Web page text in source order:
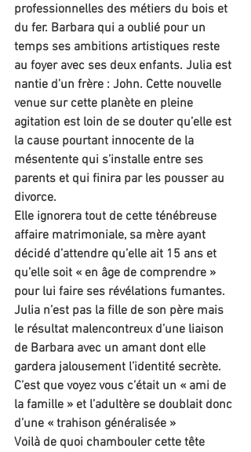
professionnelles des métiers du bois et
du fer. Barbara qui a oublié pour un
temps ses ambitions artistiques reste
au foyer avec ses deux enfants. Julia est
nantie d’un frère : John. Cette nouvelle
venue sur cette planète en pleine
agitation est loin de se douter qu’elle est
la cause pourtant innocente de la
mésentente qui s’installe entre ses
parents et qui finira par les pousser au
divorce.
Elle ignorera tout de cette ténébreuse
affaire matrimoniale, sa mère ayant
décidé d’attendre qu’elle ait 15 ans et
qu’elle soit « en âge de comprendre »
pour lui faire ses révélations fumantes.
Julia n’est pas la fille de son père mais
le résultat malencontreux d’une liaison
de Barbara avec un amant dont elle
gardera jalousement l’identité secrète.
C’est que voyez vous c’était un « ami de
la famille » et l’adultère se doublait donc
d’une « trahison généralisée »
Voilà de quoi chambouler cette tête